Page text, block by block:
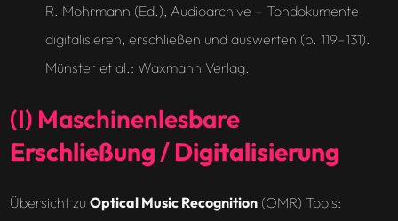
R. Mohrmann (Ed.), Audioarchive – Tondokumente
digitalisieren, erschließen und auswerten (p. 119–131).
Münster et al.: Waxmann Verlag.
(I) Maschinenlesbare
Erschließung/Digitalisierung
Übersicht zu Optical Music Recognition(OMR) Tools: